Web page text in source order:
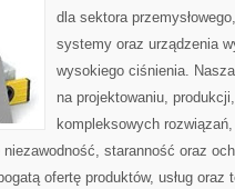
dla sektora
systemy oraz urządzenia
wysokiego ciśnienia.
na projektowaniu,
kompleksowych
staranność oraz
ofertę produktów, usług oraz